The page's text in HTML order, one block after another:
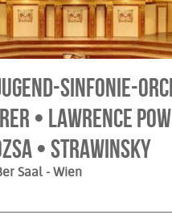
Sinfonie-
• Lawrence
• Strawinsky
Saal - Wien